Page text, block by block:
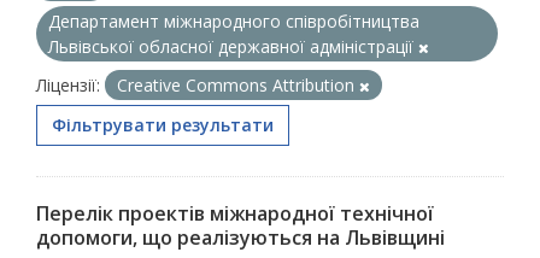
Департамент міжнародного співробітництва
Львівської обласної державної адміністрації
Ліцензії:
Creative Commons Attribution
Фільтрувати результати
Перелік проектів міжнародної технічної
допомоги, що реалізуються на Львівщині